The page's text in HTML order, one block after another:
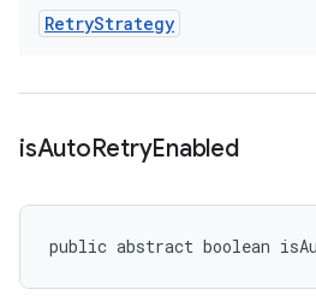
RetryStrategy
isAutoRetryEnabled
public abstract boolean